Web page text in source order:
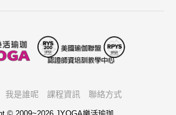
我是誰呢 課程資訊 聯絡方式
© 2009~2026 JYOGA樂活瑜珈